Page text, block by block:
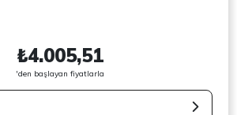
₺4.005,51
'den başlayan fiyatlarla